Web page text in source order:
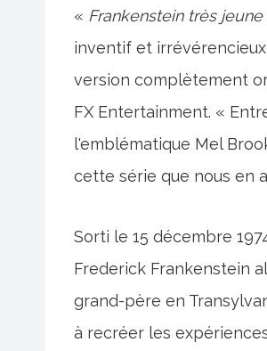
« Frankenstein très jeune
inventif et irrévérencieux
version complètement
FX Entertainment. «
l'emblématique Mel
cette série que nous en
Sorti le 15 décembre
Frederick Frankenstein
grand-père en
à recréer les